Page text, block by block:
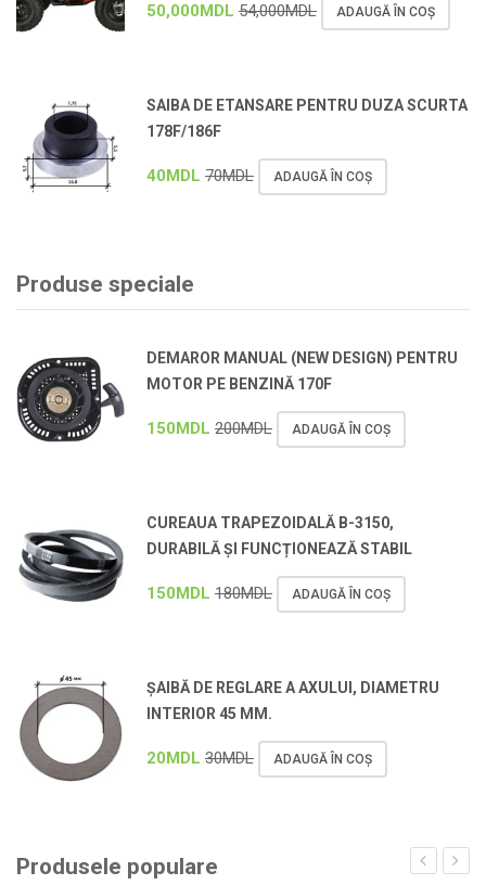
50,000 MDL 54,000MDL ADAUGĂ ÎN COȘ
SAIBA DE ETANSARE PENTRU DUZA SCURTA
178F/186F
40 MDL 70MDL ADAUGĂ ÎN COȘ
Produse speciale
DEMAROR MANUAL (NEW DESIGN) PENTRU
MOTOR PE BENZINĂ 170F
150MDL 200MDL ADAUGĂ ÎN COȘ
CUREAUA TRAPEZOIDALĂ B-3150,
DURABILĂ ȘI FUNCȚIONEAZĂ STABIL
150MDL 180MDL ADAUGĂ ÎN COȘ
ȘAIBĂ DE REGLARE A AXULUI, DIAMETRU
INTERIOR 45 MM.
20MDL 30MDL ADAUGĂ ÎN COȘ
Produsele populare